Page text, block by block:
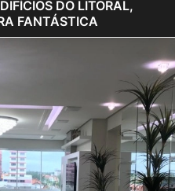
DO LITORAL,
FANTÁSTICA